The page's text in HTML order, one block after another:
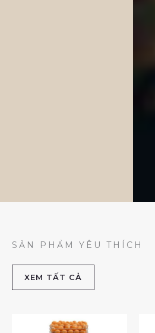
SẢN PHẨM YÊU THÍCH
XEM TẤT CẢ